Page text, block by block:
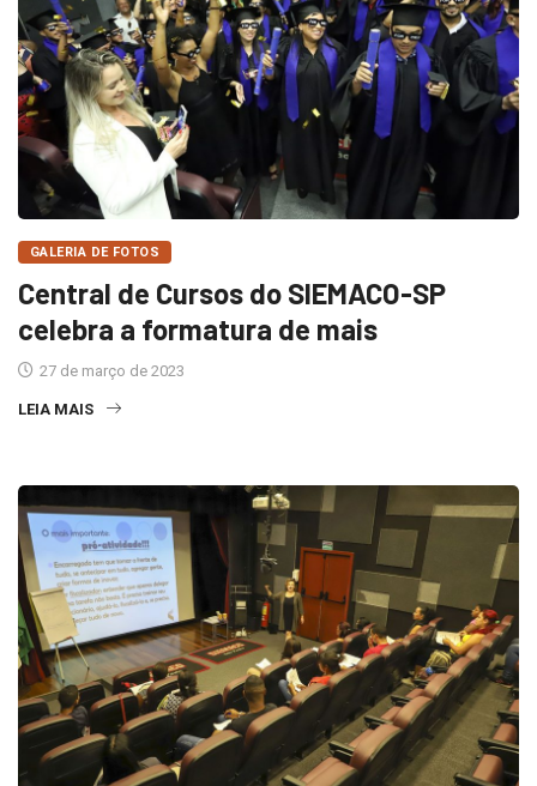
GALERIA DE FOTOS
Central de Cursos do SIEMACO-SP
celebra a formatura de mais
27 de março de 2023
LEIA MAIS